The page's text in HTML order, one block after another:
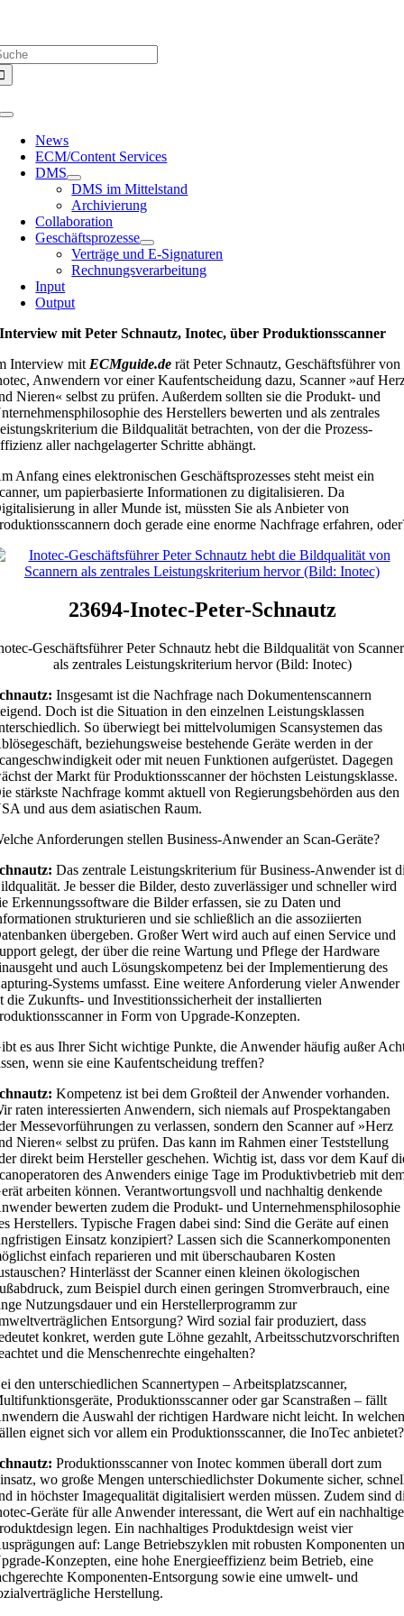
springen
Toggle
Navigation
News
ECM/Content Services
DMS
DMS im Mittelstand
Archivierung
Collaboration
Geschäftsprozesse
Verträge und E-Signaturen
Rechnungsverarbeitung
Input
Output
Interview mit Peter Schnautz, Inotec, über Produktionsscanner
Interview mit ECMguide.de rät Peter Schnautz, Geschäftsführer von
Anwendern vor einer Kaufentscheidung dazu, Scanner »auf
Nieren« selbst zu prüfen. Außerdem sollten sie die Produkt- und
des Herstellers bewerten und als zentrales
die Bildqualität betrachten, von der die Prozess-
aller nachgelagerter Schritte abhängt.
Anfang eines elektronischen Geschäftsprozesses steht meist ein
um papierbasierte Informationen zu digitalisieren. Da
in aller Munde ist, müssten Sie als Anbieter von
doch gerade eine enorme Nachfrage erfahren,
23694-Inotec-Peter-Schnautz
Geschäftsführer Peter Schnautz hebt die Bildqualität von
als zentrales Leistungskriterium hervor (Bild: Inotec)
Insgesamt ist die Nachfrage nach Dokumentenscannern
Doch ist die Situation in den einzelnen Leistungsklassen
So überwiegt bei mittelvolumigen Scansystemen das
beziehungsweise bestehende Geräte werden in der
oder mit neuen Funktionen aufgerüstet. Dagegen
der Markt für Produktionsscanner der höchsten Leistungsklasse.
stärkste Nachfrage kommt aktuell von Regierungsbehörden aus den
und aus dem asiatischen Raum.
Anforderungen stellen Business-Anwender an Scan-Geräte?
Das zentrale Leistungskriterium für Business-Anwender ist
Je besser die Bilder, desto zuverlässiger und schneller wird
Erkennungssoftware die Bilder erfassen, sie zu Daten und
strukturieren und sie schließlich an die assoziierten
übergeben. Großer Wert wird auch auf einen Service und
gelegt, der über die reine Wartung und Pflege der Hardware
und auch Lösungskompetenz bei der Implementierung des
Systems umfasst. Eine weitere Anforderung vieler Anwender
die Zukunfts- und Investitionssicherheit der installierten
in Form von Upgrade-Konzepten.
es aus Ihrer Sicht wichtige Punkte, die Anwender häufig außer
wenn sie eine Kaufentscheidung treffen?
Kompetenz ist bei dem Großteil der Anwender vorhanden.
raten interessierten Anwendern, sich niemals auf Prospektangaben
Messevorführungen zu verlassen, sondern den Scanner auf »Herz
Nieren« selbst zu prüfen. Das kann im Rahmen einer Teststellung
direkt beim Hersteller geschehen. Wichtig ist, dass vor dem Kauf
des Anwenders einige Tage im Produktivbetrieb mit
arbeiten können. Verantwortungsvoll und nachhaltig denkende
bewerten zudem die Produkt- und Unternehmensphilosophie
Herstellers. Typische Fragen dabei sind: Sind die Geräte auf einen
Einsatz konzipiert? Lassen sich die Scannerkomponenten
einfach reparieren und mit überschaubaren Kosten
Hinterlässt der Scanner einen kleinen ökologischen
zum Beispiel durch einen geringen Stromverbrauch, eine
Nutzungsdauer und ein Herstellerprogramm zur
Entsorgung? Wird sozial fair produziert, dass
konkret, werden gute Löhne gezahlt, Arbeitsschutzvorschriften
und die Menschenrechte eingehalten?
den unterschiedlichen Scannertypen – Arbeitsplatzscanner,
Produktionsscanner oder gar Scanstraßen – fällt
die Auswahl der richtigen Hardware nicht leicht. In
eignet sich vor allem ein Produktionsscanner, die InoTec anbietet?
Produktionsscanner von Inotec kommen überall dort zum
wo große Mengen unterschiedlichster Dokumente sicher,
in höchster Imagequalität digitalisiert werden müssen. Zudem sind
Geräte für alle Anwender interessant, die Wert auf ein
legen. Ein nachhaltiges Produktdesign weist vier
auf: Lange Betriebszyklen mit robusten Komponenten
Konzepten, eine hohe Energieeffizienz beim Betrieb, eine
Komponenten-Entsorgung sowie eine umwelt- und
Herstellung.